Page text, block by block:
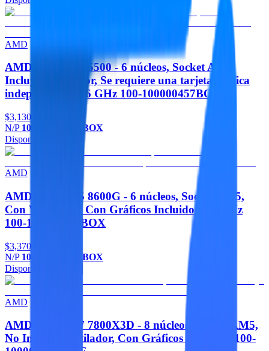
AMD
AMD RYZEN 5 5500 - 6 núcleos, Socket AM4,
Incluye Ventilador, Se requiere una tarjeta gráfica
independiente 3,6 GHz 100-100000457BOX
$3,130
N/P 100-100000457BOX
Disponible
AMD
AMD RYZEN 5 8600G - 6 núcleos, Socket AM5,
Con Ventilador, Con Gráficos Incluidos 4,3 GHz
100-100001237BOX
$3,370
N/P 100-100001237BOX
Disponible
AMD
AMD RYZEN 7 7800X3D - 8 núcleos, Socket AM5,
No Incluye Ventilador, Con Gráficos Inlcuidos 100-